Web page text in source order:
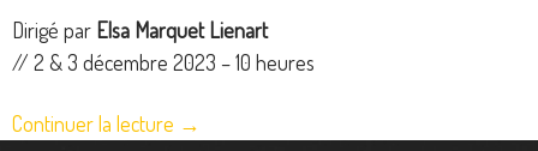
Dirigé par Elsa Marquet Lienart
// 2 & 3 décembre 2023 – 10 heures
Continuer la lecture →